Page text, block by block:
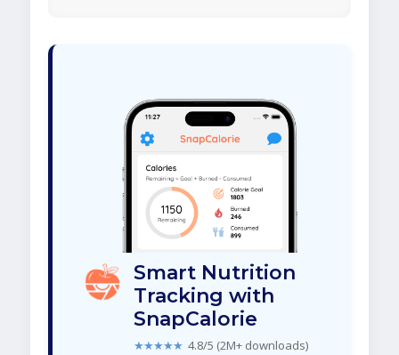
Smart Nutrition
Tracking with
SnapCalorie
★★★★★ 4.8/5 (2M+ downloads)